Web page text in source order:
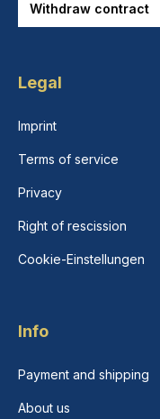
Withdraw contract
Legal
Imprint
Terms of service
Privacy
Right of rescission
Cookie-Einstellungen
Info
Payment and shipping
About us